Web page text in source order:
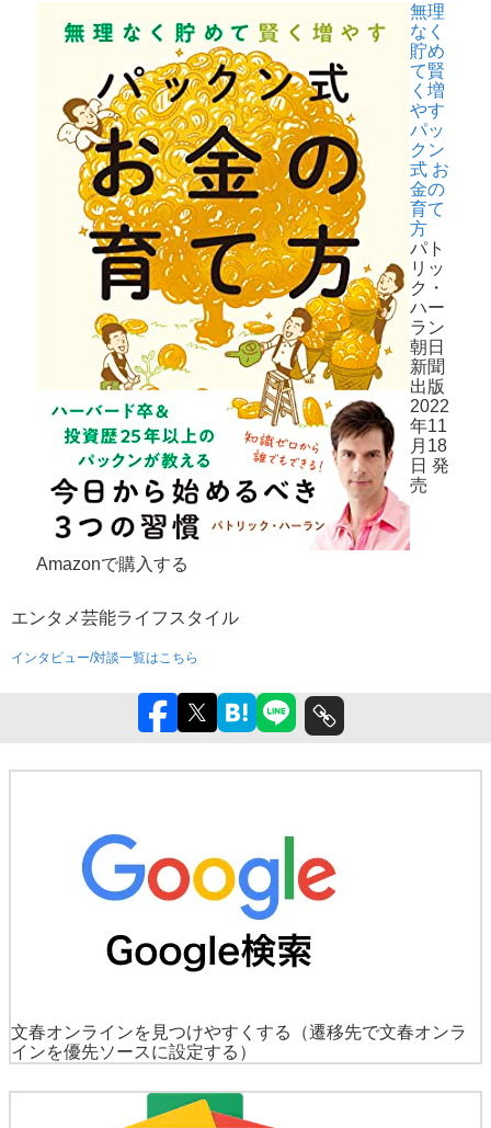
無理
なく
貯め
て賢
く増
やす
パッ
クン
式 お
金の
育て
方
パト
リッ
ク・
ハー
ラン
朝日
新聞
出版
2022
年11
月18
日 発
売
Amazonで購入する
エンタメ芸能ライフスタイル
インタビュー/対談一覧はこちら
文春オンラインを見つけやすくする
（遷移先で文春オンラ
インを優先ソースに設定する）